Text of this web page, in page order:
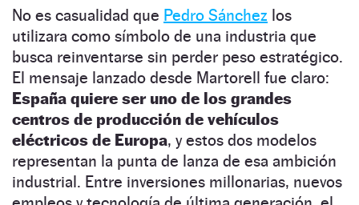
No es casualidad que Pedro Sánchez los
utilizara como símbolo de una industria que
busca reinventarse sin perder peso estratégico.
El mensaje lanzado desde Martorell fue claro:
España quiere ser uno de los grandes
centros de producción de vehículos
eléctricos de Europa, y estos dos modelos
representan la punta de lanza de esa ambición
industrial. Entre inversiones millonarias, nuevos